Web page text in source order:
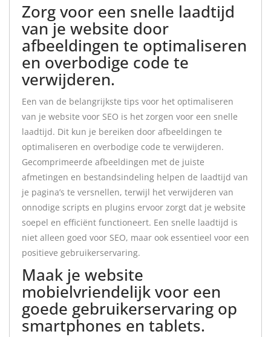
Zorg voor een snelle laadtijd
van je website door
afbeeldingen te optimaliseren
en overbodige code te
verwijderen.
Een van de belangrijkste tips voor het optimaliseren
van je website voor SEO is het zorgen voor een snelle
laadtijd. Dit kun je bereiken door afbeeldingen te
optimaliseren en overbodige code te verwijderen.
Gecomprimeerde afbeeldingen met de juiste
afmetingen en bestandsindeling helpen de laadtijd van
je pagina’s te versnellen, terwijl het verwijderen van
onnodige scripts en plugins ervoor zorgt dat je website
soepel en efficiënt functioneert. Een snelle laadtijd is
niet alleen goed voor SEO, maar ook essentieel voor een
positieve gebruikerservaring.
Maak je website
mobielvriendelijk voor een
goede gebruikerservaring op
smartphones en tablets.